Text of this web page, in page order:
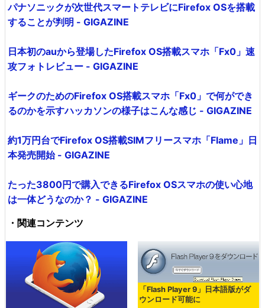
パナソニックが次世代スマートテレビにFirefox OSを搭載
することが判明 - GIGAZINE
日本初のauから登場したFirefox OS搭載スマホ「Fx0」速
攻フォトレビュー - GIGAZINE
ギークのためのFirefox OS搭載スマホ「Fx0」で何ができ
るのかを示すハッカソンの様子はこんな感じ - GIGAZINE
約1万円台でFirefox OS搭載SIMフリースマホ「Flame」日
本発売開始 - GIGAZINE
たった3800円で購入できるFirefox OSスマホの使い心地
は一体どうなのか？ - GIGAZINE
・関連コンテンツ
「Flash Player 9」日本語版がダ
ウンロード可能に